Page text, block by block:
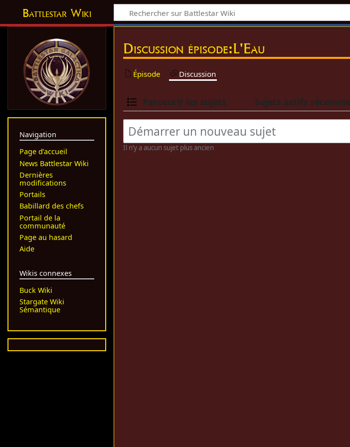
Battlestar Wiki
Discussion épisode:L'Eau
Épisode Discussion
Parcourir les sujets Sujets actifs
Il n’y a aucun sujet plus ancien
Navigation
Page d’accueil
News Battlestar Wiki
Dernières
modifications
Portails
Babillard des chefs
Portail de la
communauté
Page au hasard
Aide
Wikis connexes
Buck Wiki
Stargate Wiki
Sémantique